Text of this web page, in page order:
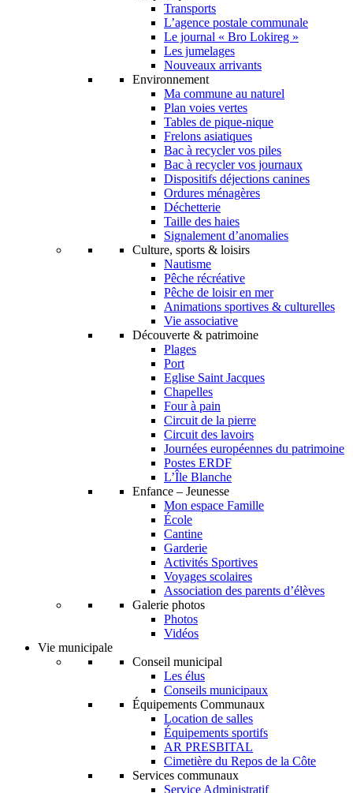
Transports
L’agence postale communale
Le journal « Bro Lokireg »
Les jumelages
Nouveaux arrivants
Environnement
Ma commune au naturel
Plan voies vertes
Tables de pique-nique
Frelons asiatiques
Bac à recycler vos piles
Bac à recycler vos journaux
Dispositifs déjections canines
Ordures ménagères
Déchetterie
Taille des haies
Signalement d’anomalies
Culture, sports & loisirs
Nautisme
Pêche récréative
Pêche de loisir en mer
Animations sportives & culturelles
Vie associative
Découverte & patrimoine
Plages
Port
Eglise Saint Jacques
Chapelles
Four à pain
Circuit de la pierre
Circuit des lavoirs
Journées européennes du patrimoine
Postes ERDF
L’Île Blanche
Enfance – Jeunesse
Mon espace Famille
École
Cantine
Garderie
Activités Sportives
Voyages scolaires
Association des parents d’élèves
Galerie photos
Photos
Vidéos
Vie municipale
Conseil municipal
Les élus
Conseils municipaux
Équipements Communaux
Location de salles
Équipements sportifs
AR PRESBITAL
Cimetière du Repos de la Côte
Services communaux
Service Administratif